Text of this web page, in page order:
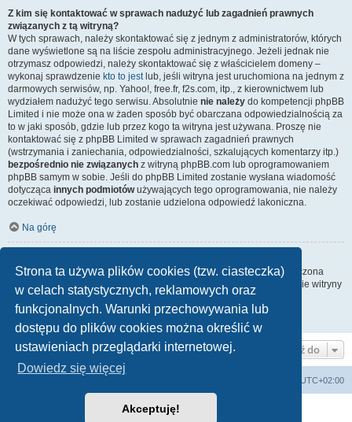
Strona ta używa plików cookies (tzw. ciasteczka)
w celach statystycznych, reklamowych oraz
funkcjonalnych. Warunki przechowywania lub
dostępu do plików cookies można określić w
ustawieniach przeglądarki internetowej.
Dowiedz się więcej
Akceptuję!
Z kim się kontaktować w sprawach nadużyć lub zagadnień prawnych
związanych z tą witryną?
W tych sprawach, należy skontaktować się z jednym z administratorów, których
dane wyświetlone są na liście zespołu administracyjnego. Jeżeli jednak nie
otrzymasz odpowiedzi, należy skontaktować się z właścicielem domeny –
wykonaj sprawdzenie kto to jestlub, jeśli witryna jest uruchomiona na jednym z
darmowych serwisów, np. Yahoo!, free.fr, f2s.com, itp., z kierownictwem lub
wydziałem nadużyć tego serwisu. Absolutnie nie należy do kompetencji phpBB
Limited i nie może ona w żaden sposób być obarczana odpowiedzialnością za
to w jaki sposób, gdzie lub przez kogo ta witryna jest używana. Proszę nie
kontaktować się z phpBB Limited w sprawach zagadnień prawnych
(wstrzymania i zaniechania, odpowiedzialności, szkalujących komentarzy itp.)
bezpośrednio nie związanych z witryną phpBB.com lub oprogramowaniem
phpBB samym w sobie. Jeśli do phpBB Limited zostanie wysłana wiadomość
dotycząca innych podmiotówużywających tego oprogramowania, nie należy
oczekiwać odpowiedzi, lub zostanie udzielona odpowiedź lakoniczna.
Na górę
Wszyscy użytkownicy witryny mogą używać – jeśli funkcja ta jest włączona
przez administratora witryny – formularza „Kontakt z nami”. Członkowie witryny
mogą także używać odnośnika „Zespół administracyjny”.
Na górę
Przejdź do
UTC+02:00
Technologię dostarczaphpBB® Forum Software © phpBB Limited